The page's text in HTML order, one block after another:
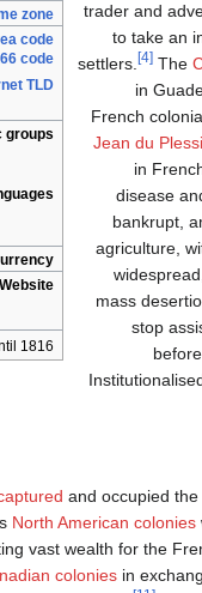
zone
code
code
TLD
groups
Website
1816.
trader and
to take an
settlers.
[4] The
in
French
Jean du
in
disease
bankrupt,
agriculture,
mass
stop
and occupied
North American colonies
vast wealth for the
colonies in